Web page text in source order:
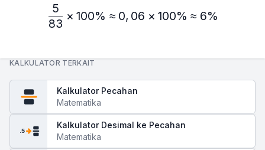
\frac{5}{83} × 100\% ≈
83
5
× 100% ≈ 0, 06 × 100% ≈ 6%
KALKULATOR TERKAIT
Kalkulator Pecahan
Matematika
.5
Kalkulator Desimal ke Pecahan
Matematika